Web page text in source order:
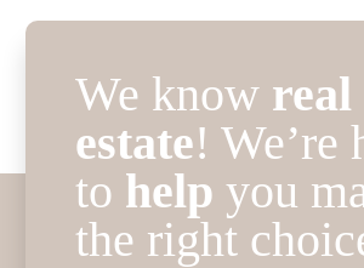
We know real
estate! We’re
to help you
the right